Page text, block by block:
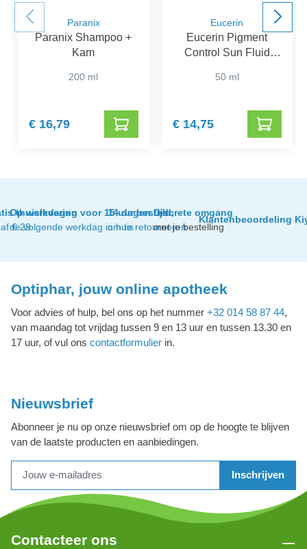
Paranix
Paranix Shampoo +
Kam
200 ml
€ 16,79
Eucerin
Eucerin Pigment
Control Sun Fluid
50 ml
€ 14,75
thuislevering
€ 29
Op werkdagen voor 15 uur besteld,
de volgende werkdag in huis
14 dagen tijd
om te retourneren
Discrete omgang
met je bestelling
Klantenbeoordeling
Optiphar, jouw online apotheek
Voor advies of hulp, bel ons op het nummer +32 014 58 87 44,
van maandag tot vrijdag tussen 9 en 13 uur en tussen 13.30 en
17 uur, of vul ons contactformulier in.
Nieuwsbrief
Abonneer je nu op onze nieuwsbrief om op de hoogte te blijven
van de laatste producten en aanbiedingen.
Inschrijven
Contacteer ons